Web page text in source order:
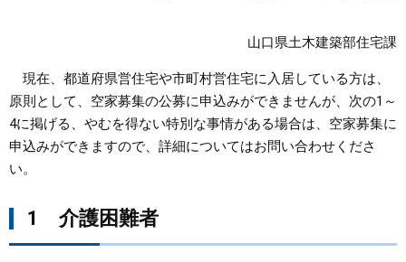
しごと・産業・観光
まちづくり
山口県土木建築部住宅課
現在、都道府県営住宅や市町村営住宅に入居している方は、
原則として、空家募集の公募に申込みができませんが、次の1～
4に掲げる、やむを得ない特別な事情がある場合は、空家募集に
申込みができますので、詳細についてはお問い合わせくださ
い。
1 介護困難者